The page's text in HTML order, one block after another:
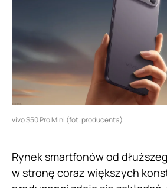
vivo S50 Pro Mini (fot. producenta)
Rynek smartfonów od
w stronę coraz większych